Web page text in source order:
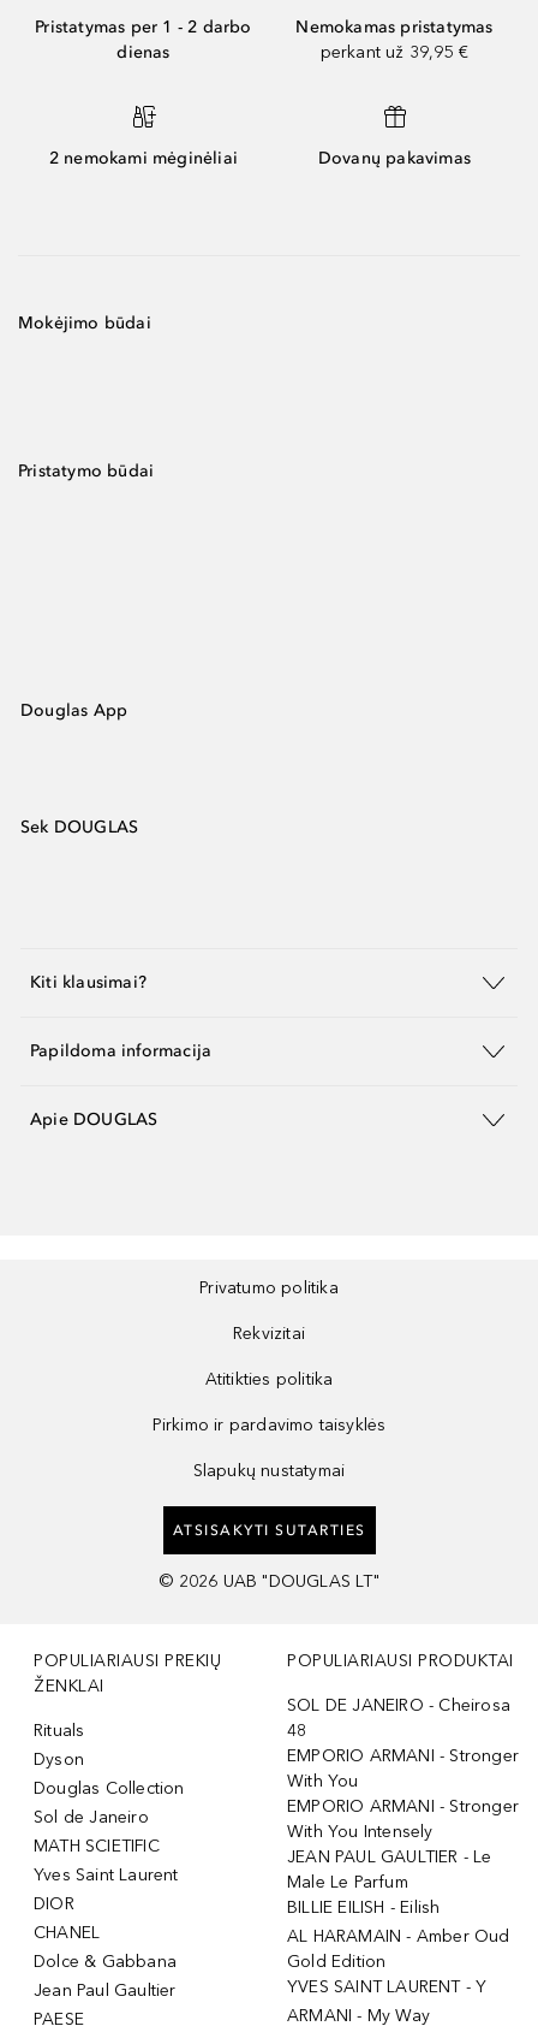
Pristatymas per 1 - 2 darbo
dienas
Nemokamas pristatymas
perkant už 39,95 €
2 nemokami mėginėliai Dovanų pakavimas
Mokėjimo būdai
Pristatymo būdai
Douglas App
Sek DOUGLAS
Kiti klausimai?
Papildoma informacija
Apie DOUGLAS
Privatumo politika
Rekvizitai
Atitikties politika
Pirkimo ir pardavimo taisyklės
Slapukų nustatymai
ATSISAKYTI SUTARTIES
© 2026 UAB "DOUGLAS LT"
POPULIARIAUSI PREKIŲ
ŽENKLAI
Rituals
Dyson
Douglas Collection
Sol de Janeiro
MATH SCIETIFIC
Yves Saint Laurent
DIOR
CHANEL
Dolce & Gabbana
Jean Paul Gaultier
PAESE
POPULIARIAUSI PRODUKTAI
SOL DE JANEIRO - Cheirosa
48
EMPORIO ARMANI - Stronger
With You
EMPORIO ARMANI - Stronger
With You Intensely
JEAN PAUL GAULTIER - Le
Male Le Parfum
BILLIE EILISH - Eilish
AL HARAMAIN - Amber Oud
Gold Edition
YVES SAINT LAURENT - Y
ARMANI - My Way